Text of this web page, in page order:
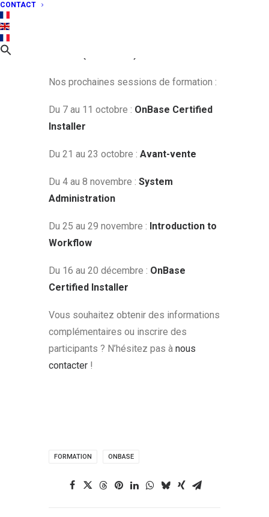
CONTACT
Nos prochaines sessions de formation :
Du 7 au 11 octobre : OnBase Certified
Installer
Du 21 au 23 octobre : Avant-vente
Du 4 au 8 novembre : System
Administration
Du 25 au 29 novembre : Introduction to
Workflow
Du 16 au 20 décembre : OnBase
Certified Installer
Vous souhaitez obtenir des informations
complémentaires ou inscrire des
participants ? N’hésitez pas à nous
contacter !
FORMATION ONBASE